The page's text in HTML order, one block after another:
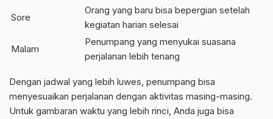
Sore
Orang yang baru bisa bepergian setelah
kegiatan harian selesai
Malam
Penumpang yang menyukai suasana
perjalanan lebih tenang
Dengan jadwal yang lebih luwes, penumpang bisa
menyesuaikan perjalanan dengan aktivitas masing-masing.
Untuk gambaran waktu yang lebih rinci, Anda juga bisa